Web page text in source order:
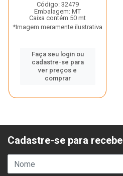
Código: 32479
Embalagem: MT
Caixa contém 50 mt
*Imagem meramente ilustrativa
Faça seu login ou
cadastre-se para
ver preços e
comprar
Cadastre-se para